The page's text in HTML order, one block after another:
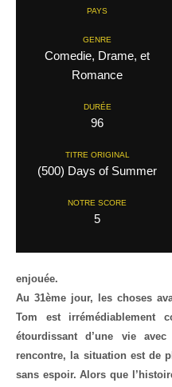
PAYS
GENRE
Comedie, Drame, et
Romance
DURÉE
96
TITRE ORIGINAL
(500) Days of Summer
NOTRE SCORE
5
enjouée.
Au 31ème jour, les choses
Tom est irrémédiablement
étourdissant d’une vie
rencontre, la situation est de
sans espoir. Alors que